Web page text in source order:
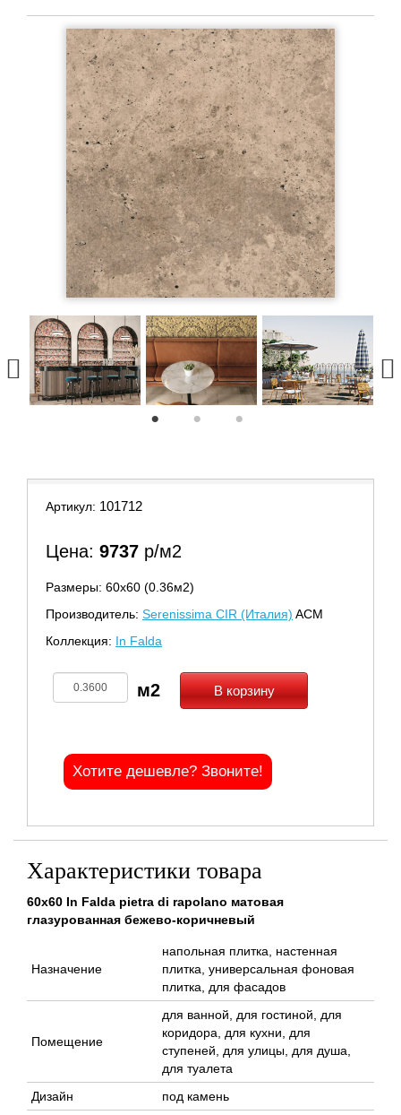
Артикул: 101712
Цена: 9737 р/м2
Размеры: 60х60 (0.36м2)
Производитель: Serenissima CIR (Италия) ACM
Коллекция: In Falda
В корзину
Хотите дешевле? Звоните!
Характеристики товара
60x60 In Falda pietra di rapolano матовая
глазурованная бежево-коричневый
Назначение
напольная плитка, настенная
плитка, универсальная фоновая
плитка, для фасадов
Помещение
для ванной, для гостиной, для
коридора, для кухни, для
ступеней, для улицы, для душа,
для туалета
Дизайн
под камень